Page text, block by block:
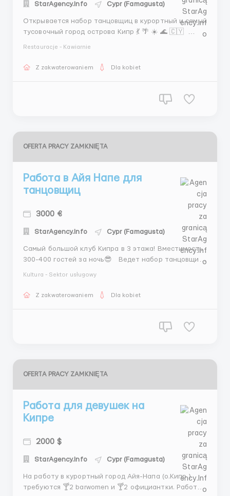
StarAgency.Info Cypr (Famagusta)
Открывается набор танцовщиц в курортный и самый
тусовочный город острова Кипр 💃 🌴 ☀️ 🌊 🇨🇾
Айя-Напе ! Но и конечно же классные заработки 😎🍾
Restauracje - Kawiarnie
Z zakwaterowaniem Dla kobiet
OFERTA PRACY ZAMKNIĘTA
Работа в Айя Напе для
танцовщиц
3000 €
StarAgency.Info Cypr (Famagusta)
Самый большой клуб Кипра в 3 этажа! Вместимость
300-400 гостей за ночь😎 Ведет набор танцовщиц !
минимальный Прайс за приваты, но девуш...
Kultura - Sektor usługowy
Z zakwaterowaniem Dla kobiet
OFERTA PRACY ZAMKNIĘTA
Работа для девушек на
Кипре
2000 $
StarAgency.Info Cypr (Famagusta)
На работу в курортный город Айя-Напа (о.Кипр )
требуются 🍸2 barwomen и 🍸2 официантки. Работа